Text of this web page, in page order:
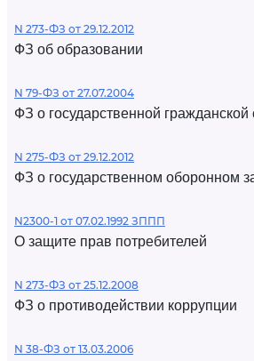
N 273-ФЗ от 29.12.2012
ФЗ об образовании
N 79-ФЗ от 27.07.2004
ФЗ о государственной гражданской
N 275-ФЗ от 29.12.2012
ФЗ о государственном оборонном
N2300-1 от 07.02.1992 ЗППП
О защите прав потребителей
N 273-ФЗ от 25.12.2008
ФЗ о противодействии коррупции
N 38-ФЗ от 13.03.2006